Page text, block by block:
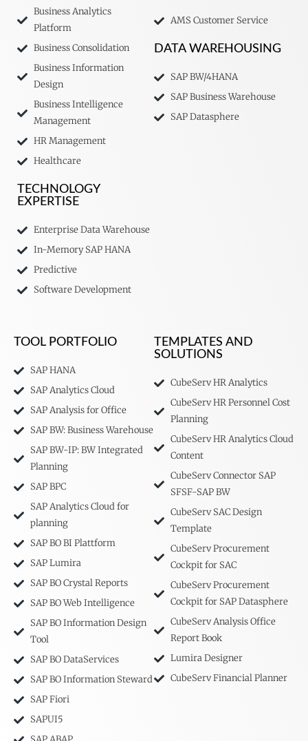
Business Analytics
Platform
Business Consolidation
Business Information
Design
Business Intelligence
Management
HR Management
Healthcare
TECHNOLOGY
EXPERTISE
Enterprise Data Warehouse
In-Memory SAP HANA
Predictive
Software Development
AMS Customer Service
DATA WAREHOUSING
SAP BW/4HANA
SAP Business Warehouse
SAP Datasphere
TOOL PORTFOLIO
SAP HANA
SAP Analytics Cloud
SAP Analysis for Office
SAP BW: Business Warehouse
SAP BW-IP: BW Integrated
Planning
SAP BPC
SAP Analytics Cloud for
planning
SAP BO BI Plattform
SAP Lumira
SAP BO Crystal Reports
SAP BO Web Intelligence
SAP BO Information Design
Tool
SAP BO DataServices
SAP BO Information Steward
SAP Fiori
SAPUI5
TEMPLATES AND
SOLUTIONS
CubeServ HR Analytics
CubeServ HR Personnel Cost
Planning
CubeServ HR Analytics Cloud
Content
CubeServ Connector SAP
SFSF-SAP BW
CubeServ SAC Design
Template
CubeServ Procurement
Cockpit for SAC
CubeServ Procurement
Cockpit for SAP Datasphere
CubeServ Analysis Office
Report Book
Lumira Designer
CubeServ Financial Planner